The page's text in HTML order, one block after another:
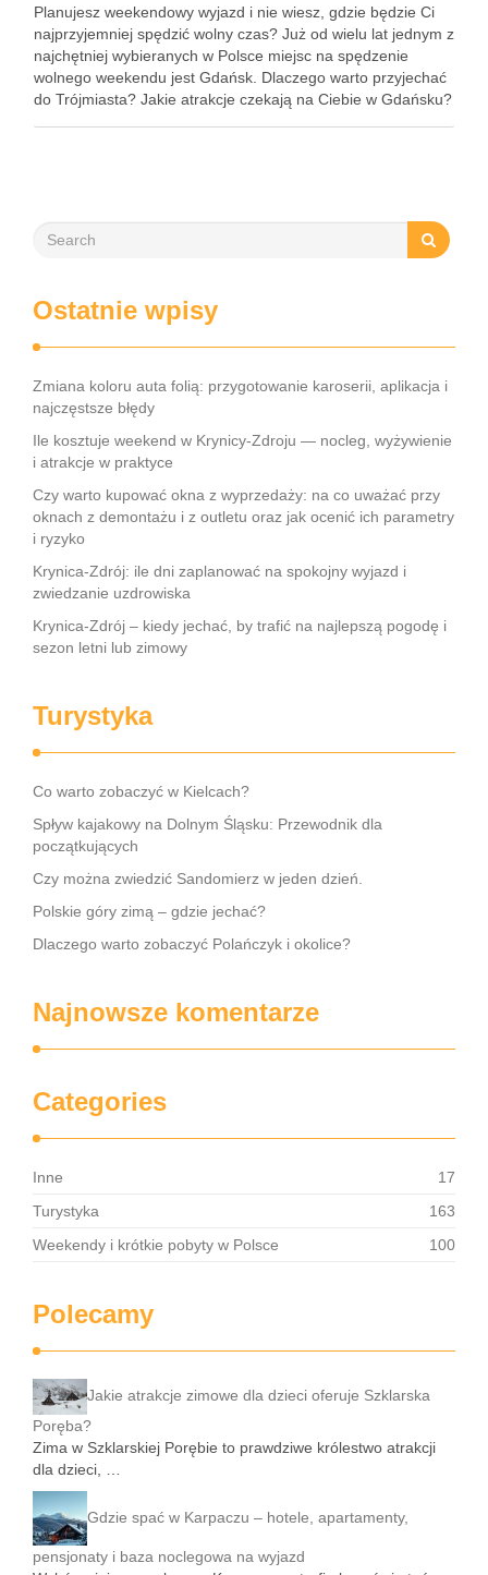
Planujesz weekendowy wyjazd i nie wiesz, gdzie będzie Ci
najprzyjemniej spędzić wolny czas? Już od wielu lat jednym z
najchętniej wybieranych w Polsce miejsc na spędzenie
wolnego weekendu jest Gdańsk. Dlaczego warto przyjechać
do Trójmiasta? Jakie atrakcje czekają na Ciebie w Gdańsku?
Ostatnie wpisy
Zmiana koloru auta folią: przygotowanie karoserii, aplikacja i
najczęstsze błędy
Ile kosztuje weekend w Krynicy-Zdroju — nocleg, wyżywienie
i atrakcje w praktyce
Czy warto kupować okna z wyprzedaży: na co uważać przy
oknach z demontażu i z outletu oraz jak ocenić ich parametry
i ryzyko
Krynica-Zdrój: ile dni zaplanować na spokojny wyjazd i
zwiedzanie uzdrowiska
Krynica-Zdrój – kiedy jechać, by trafić na najlepszą pogodę i
sezon letni lub zimowy
Turystyka
Co warto zobaczyć w Kielcach?
Spływ kajakowy na Dolnym Śląsku: Przewodnik dla
początkujących
Czy można zwiedzić Sandomierz w jeden dzień.
Polskie góry zimą – gdzie jechać?
Dlaczego warto zobaczyć Polańczyk i okolice?
Najnowsze komentarze
Categories
Inne
17
Turystyka
163
Weekendy i krótkie pobyty w Polsce
100
Polecamy
Jakie atrakcje zimowe dla dzieci oferuje Szklarska
Poręba?
Zima w Szklarskiej Porębie to prawdziwe królestwo atrakcji
dla dzieci, …
Gdzie spać w Karpaczu – hotele, apartamenty,
pensjonaty i baza noclegowa na wyjazd